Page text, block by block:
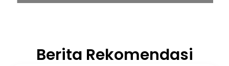
Berita Rekomendasi